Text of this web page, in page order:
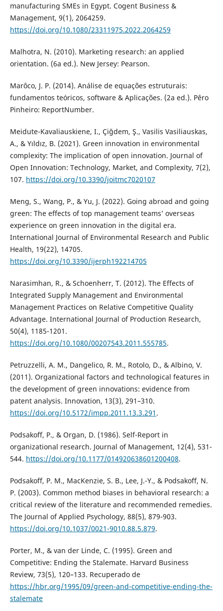
manufacturing SMEs in Egypt. Cogent Business &
Management, 9(1), 2064259.
https://doi.org/10.1080/23311975.2022.2064259
Malhotra, N. (2010). Marketing research: an applied
orientation. (6a ed.). New Jersey: Pearson.
Marôco, J. P. (2014). Análise de equações estruturais:
fundamentos teóricos, software & Aplicações. (2a ed.). Pêro
Pinheiro: ReportNumber.
Meidute-Kavaliauskiene, I., Çiğdem, Ş., Vasilis Vasiliauskas,
A., & Yıldız, B. (2021). Green innovation in environmental
complexity: The implication of open innovation. Journal of
Open Innovation: Technology, Market, and Complexity, 7(2),
107. https://doi.org/10.3390/joitmc7020107
Meng, S., Wang, P., & Yu, J. (2022). Going abroad and going
green: The effects of top management teams’ overseas
experience on green innovation in the digital era.
International Journal of Environmental Research and Public
Health, 19(22), 14705.
https://doi.org/10.3390/ijerph192214705
Narasimhan, R., & Schoenherr, T. (2012). The Effects of
Integrated Supply Management and Environmental
Management Practices on Relative Competitive Quality
Advantage. International Journal of Production Research,
50(4), 1185-1201.
https://doi.org/10.1080/00207543.2011.555785.
Petruzzelli, A. M., Dangelico, R. M., Rotolo, D., & Albino, V.
(2011). Organizational factors and technological features in
the development of green innovations: evidence from
patent analysis. Innovation, 13(3), 291–310.
https://doi.org/10.5172/impp.2011.13.3.291 .
Podsakoff, P., & Organ, D. (1986). Self-Report in
organizational research. Journal of Management, 12(4), 531-
544. https://doi.org/10.1177/014920638601200408.
Podsakoff, P. M., MacKenzie, S. B., Lee, J.-Y., & Podsakoff, N.
P. (2003). Common method biases in behavioral research: a
critical review of the literature and recommended remedies.
The Journal of Applied Psychology, 88(5), 879-903.
https://doi.org/10.1037/0021-9010.88.5.879.
Porter, M., & van der Linde, C. (1995). Green and
Competitive: Ending the Stalemate. Harvard Business
Review, 73(5), 120–133. Recuperado de
https://hbr.org/1995/09/green-and-competitive-ending-the-
stalemate